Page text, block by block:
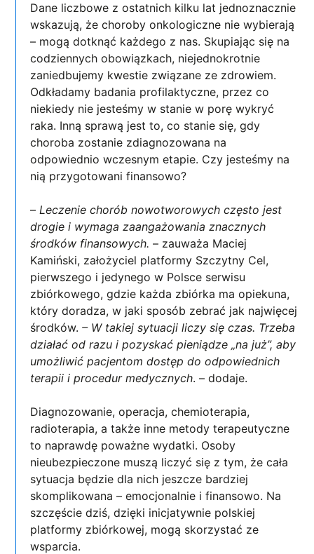
Dane liczbowe z ostatnich kilku lat jednoznacznie
wskazują, że choroby onkologiczne nie wybierają
– mogą dotknąć każdego z nas. Skupiając się na
codziennych obowiązkach, niejednokrotnie
zaniedbujemy kwestie związane ze zdrowiem.
Odkładamy badania profilaktyczne, przez co
niekiedy nie jesteśmy w stanie w porę wykryć
raka. Inną sprawą jest to, co stanie się, gdy
choroba zostanie zdiagnozowana na
odpowiednio wczesnym etapie. Czy jesteśmy na
nią przygotowani finansowo?
– Leczenie chorób nowotworowych często jest
drogie i wymaga zaangażowania znacznych
środków finansowych. – zauważa Maciej
Kamiński, założyciel platformy Szczytny Cel,
pierwszego i jedynego w Polsce serwisu
zbiórkowego, gdzie każda zbiórka ma opiekuna,
który doradza, w jaki sposób zebrać jak najwięcej
środków.– W takiej sytuacji liczy się czas. Trzeba
działać od razu i pozyskać pieniądze „na już”, aby
umożliwić pacjentom dostęp do odpowiednich
terapii i procedur medycznych. – dodaje.
Diagnozowanie, operacja, chemioterapia,
radioterapia, a także inne metody terapeutyczne
to naprawdę poważne wydatki. Osoby
nieubezpieczone muszą liczyć się z tym, że cała
sytuacja będzie dla nich jeszcze bardziej
skomplikowana – emocjonalnie i finansowo. Na
szczęście dziś, dzięki inicjatywnie polskiej
platformy zbiórkowej, mogą skorzystać ze
wsparcia.